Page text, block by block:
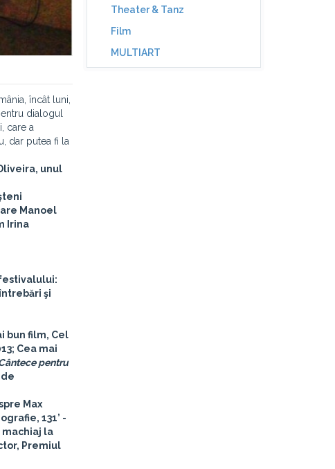
încât luni,
dialogul
care a
dar putea fi la
, unul
Manoel
Irina
şi
bun film, Cel
Cea mai
pentru
de
Max
131’ -
machiaj la
Premiul
Theater & Tanz
Film
MULTIART